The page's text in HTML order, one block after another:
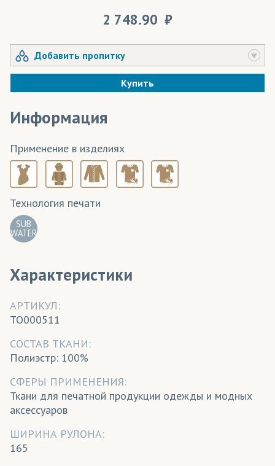
2 748.90
Добавить пропитку
Купить
Информация
Применение в изделиях
Технология печати
SUB
WATER
Характеристики
АРТИКУЛ:
TO000511
CОСТАВ ТКАНИ:
Полиэстр: 100%
СФЕРЫ ПРИМЕНЕНИЯ:
Ткани для печатной продукции одежды и модных
аксессуаров
ШИРИНА РУЛОНА:
165